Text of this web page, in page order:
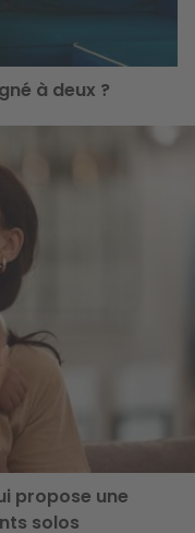
à deux ?
propose une
solos